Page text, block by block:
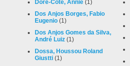
Doré-Côté, Annie (1)
Dos Anjos Borges, Fabio
Eugenio (1)
Dos Anjos Gomes da Silva,
André Luiz (1)
Dossa, Houssou Roland
Giustti (1)